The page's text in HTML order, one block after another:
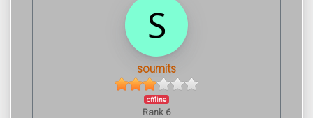
soumits
offline
Rank 6